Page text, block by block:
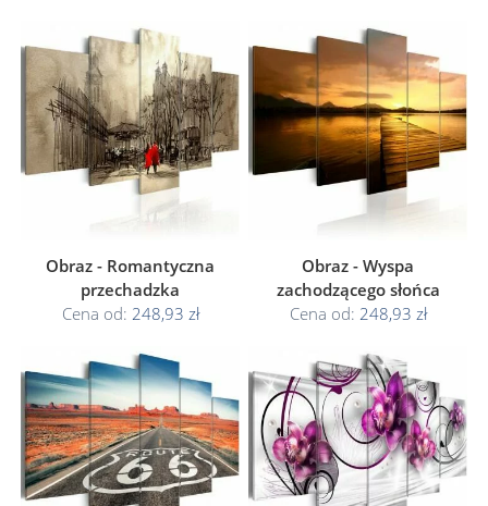
Obraz - Romantyczna
przechadzka
Cena od: 248,93 zł
Obraz - Wyspa
zachodzącego słońca
Cena od: 248,93 zł